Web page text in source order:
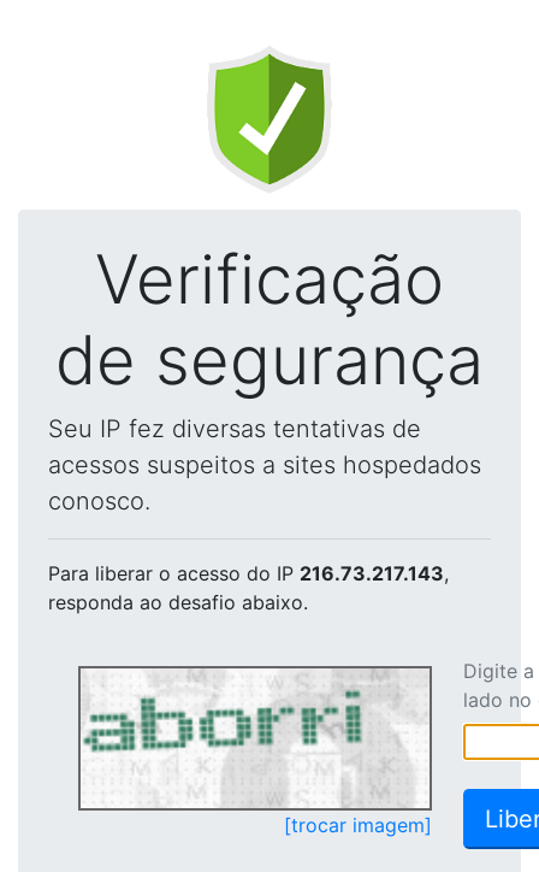
Verificação
de segurança
Seu IP fez diversas tentativas de
acessos suspeitos a sites hospedados
conosco.
Para liberar o acesso do IP 216.73.217.143,
responda ao desafio abaixo.
[trocar imagem]
Digite
lado no